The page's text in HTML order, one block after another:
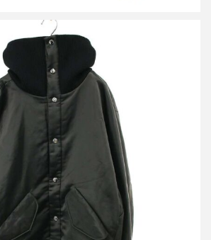
MARGOT-RIB COLLAR NYLON SNAP
ナップ ジャケット HM25W242-DOV14
買取金額36,000円
詳しく見る